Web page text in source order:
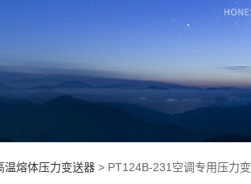
温熔体压力变送器 > PT124B-231空调专用压力